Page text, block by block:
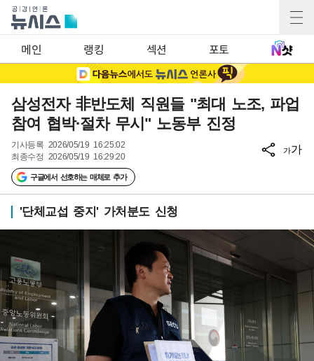
메인 랭킹 섹션 포토
삼성전자 非반도체 직원들 "최대 노조, 파업
참여 협박·절차 무시" 노동부 진정
기사등록 2026/05/19 16:25:02
최종수정 2026/05/19 16:29:20
구글에서 선호하는 매체로 추가
가가
'단체교섭 중지' 가처분도 신청